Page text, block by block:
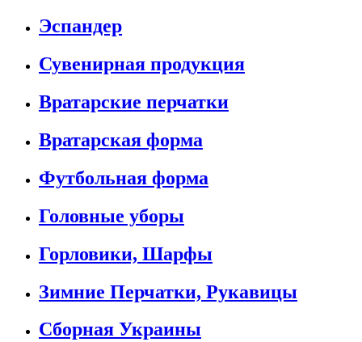
Эспандер
Сувенирная продукция
Вратарские перчатки
Вратарская форма
Футбольная форма
Головные уборы
Горловики, Шарфы
Зимние Перчатки, Рукавицы
Сборная Украины